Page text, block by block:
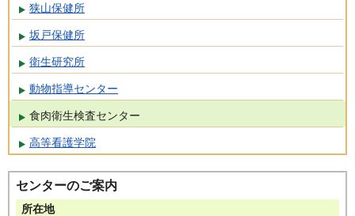
狭山保健所
坂戸保健所
衛生研究所
動物指導センター
食肉衛生検査センター
高等看護学院
センターのご案内
所在地